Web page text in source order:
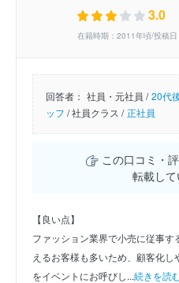
3.0
在籍時期：2011年頃/投稿
回答者： 社員・元社員 / 20代
ッフ /社員クラス / 正社員
この口コミ・
転載して
【良い点】
ファッション業界で小売に従事
えるお客様も多いため、顧客化
をイベントにお呼びし...続きを読